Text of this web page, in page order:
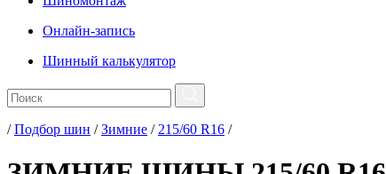
Онлайн-запись
Шинный калькулятор
/Подбор шин /Зимние / 215/60 R16 /